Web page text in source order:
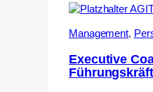
Management,
Executive